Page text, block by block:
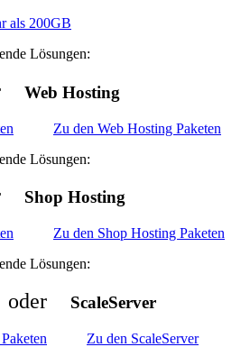
als 200GB
Lösungen:
Web Hosting
Zu den Web Hosting Paketen
Lösungen:
Shop Hosting
Zu den Shop Hosting Paketen
Lösungen:
oder ScaleServer
Zu den ScaleServer